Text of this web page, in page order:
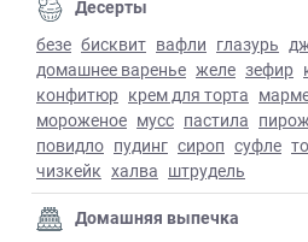
Десерты
безе бисквит вафли глазурь
домашнее варенье желе зефир
конфитюр крем для торта
мороженое мусс пастила
повидло пудинг сироп суфле
чизкейк халва штрудель
Домашняя выпечка